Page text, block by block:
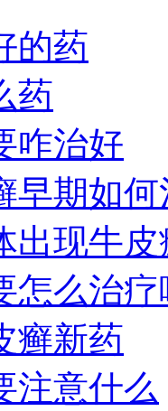
的药
药
咋治好
早期如
出现牛
怎么治疗
癣新药
注意什么